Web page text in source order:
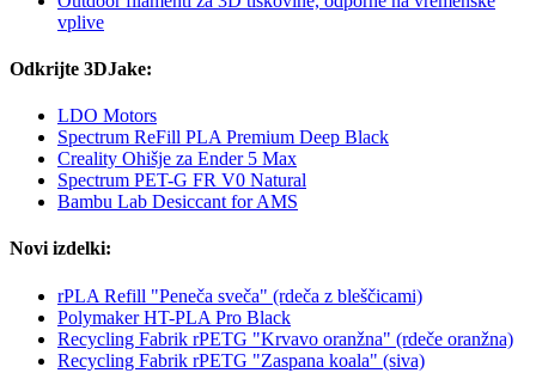
vplive
Odkrijte 3DJake:
LDO Motors
Spectrum ReFill PLA Premium Deep Black
Creality Ohišje za Ender 5 Max
Spectrum PET-G FR V0 Natural
Bambu Lab Desiccant for AMS
Novi izdelki:
rPLA Refill "Peneča sveča" (rdeča z bleščicami)
Polymaker HT-PLA Pro Black
Recycling Fabrik rPETG "Krvavo oranžna" (rdeče oranžna)
Recycling Fabrik rPETG "Zaspana koala" (siva)